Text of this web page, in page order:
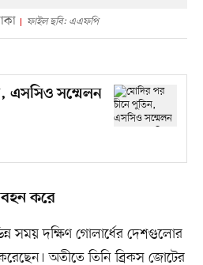
ফাইল ছবি: এএফপি
এসসিও সম্মেলন
বহন করে
সময় দক্ষিণ গোলার্ধের দেশগুলোর
অতীতে তিনি ব্রিকস জোটের